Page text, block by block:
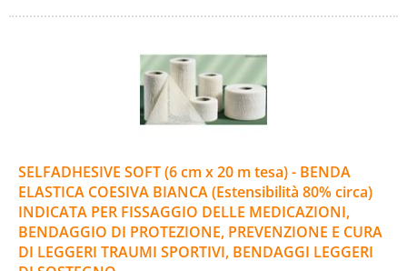
SELFADHESIVE SOFT (6 cm x 20 m tesa) - BENDA
ELASTICA COESIVA BIANCA (Estensibilità 80% circa)
INDICATA PER FISSAGGIO DELLE MEDICAZIONI,
BENDAGGIO DI PROTEZIONE, PREVENZIONE E CURA
DI LEGGERI TRAUMI SPORTIVI, BENDAGGI LEGGERI